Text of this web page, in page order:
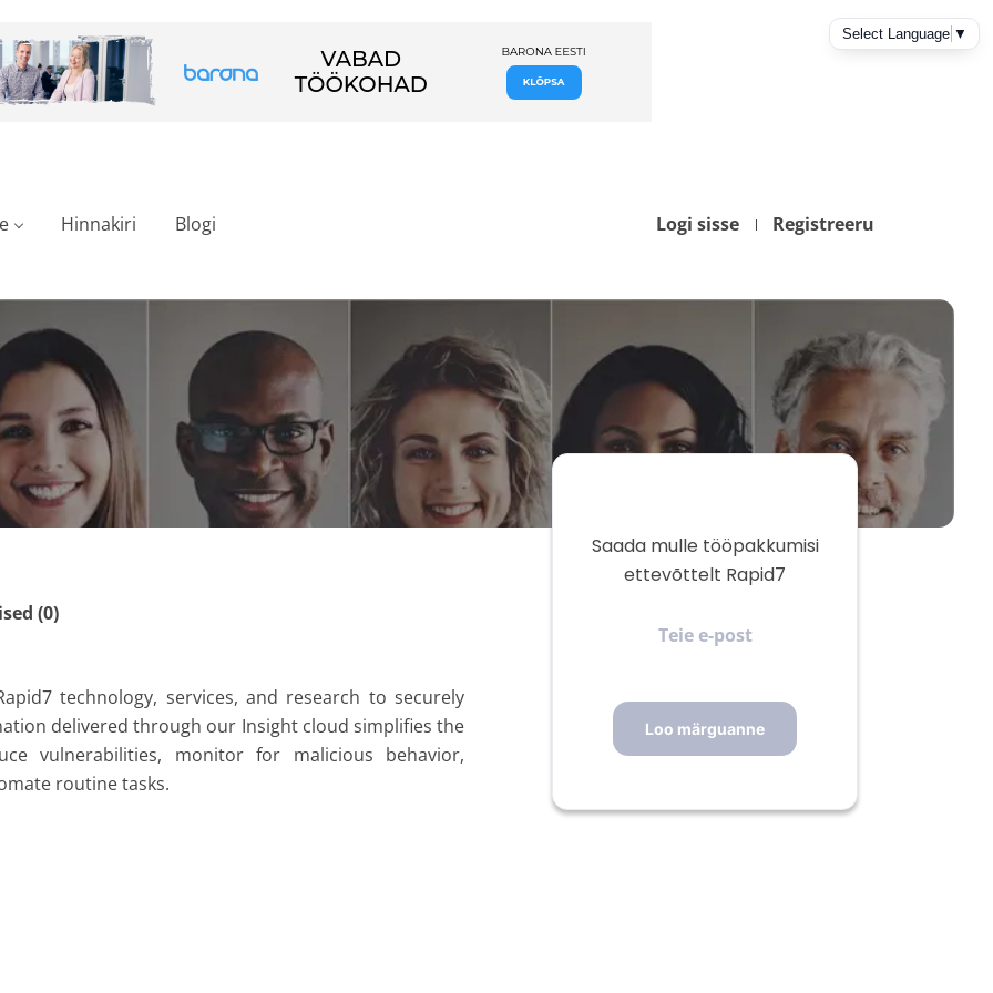
Logi sisse Registreeru
Hinnakiri Blogi
(0)
technology, services, and research to securely
delivered through our Insight cloud simplifies the
vulnerabilities, monitor for malicious behavior,
routine tasks.
Saada mulle tööpakkumisi
ettevõttelt Rapid7